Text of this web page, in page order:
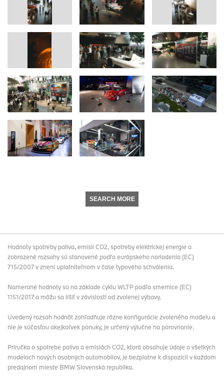
SEARCH MORE
Hodnoty spotreby paliva, emisií CO2, spotreby elektrickej energie a
zobrazené rozsahy sú stanovené podľa európskeho nariadenia (EC)
715/2007 v znení uplatniteľnom v čase typového schválenia.
Namerané hodnoty sú na základe cyklu WLTP podľa smernice (EC)
1151/2017 a môžu sa líšiť v závislosti od zvolenej výbavy.
Uvedený rozsah hodnôt zohľadňuje rôzne konfigurácie zvoleného modelu a
nie je súčasťou akejkoľvek ponuky, je určený výlučne na porovnanie.
Príručka o spotrebe paliva a emisiách CO2, ktorá obsahuje údaje o všetkých
modeloch nových osobných automobilov, je bezplatne k dispozícii v každom
predajnom mieste BMW Slovenská republika.